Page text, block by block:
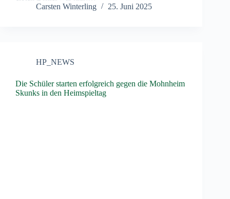
Carsten Winterling
25. Juni 2025
HP_NEWS
Die Schüler starten erfolgreich gegen die Mohnheim
Skunks in den Heimspieltag